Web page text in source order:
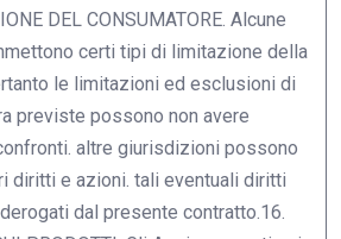
DEL CONSUMATORE. Alcune
certi tipi di limitazione della
le limitazioni ed esclusioni di
previste possono non avere
altre giurisdizioni possono
diritti e azioni. tali eventuali diritti
dal presente contratto.16.